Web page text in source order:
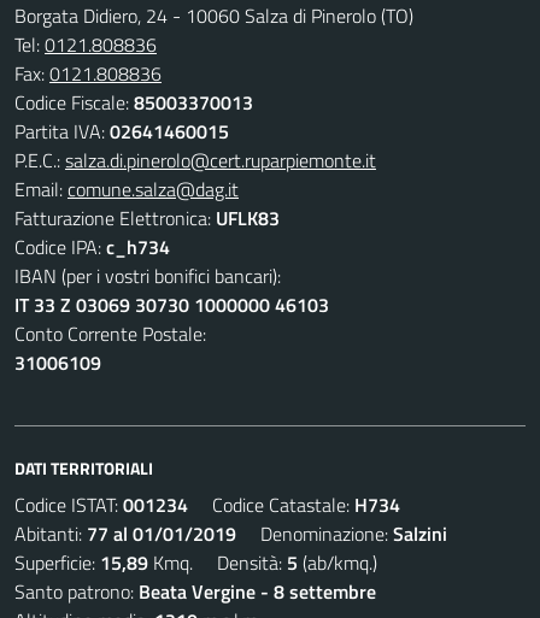
Borgata Didiero, 24 - 10060 Salza di Pinerolo (TO)
Tel:0121.808836
Fax:0121.808836
Codice Fiscale:85003370013
Partita IVA:02641460015
P.E.C.:salza.di.pinerolo@cert.ruparpiemonte.it
Email:comune.salza@dag.it
Fatturazione Elettronica: UFLK83
Codice IPA:c_h734
IBAN (per i vostri bonifici bancari):
IT 33 Z 03069 30730 1000000 46103
Conto Corrente Postale:
31006109
DATI TERRITORIALI
Codice ISTAT:001234 Codice Catastale: H734
Abitanti: 77 al 01/01/2019 Denominazione:Salzini
Superficie: 15,89 Kmq. Densità: 5 (ab/kmq.)
Santo patrono: Beata Vergine - 8 settembre